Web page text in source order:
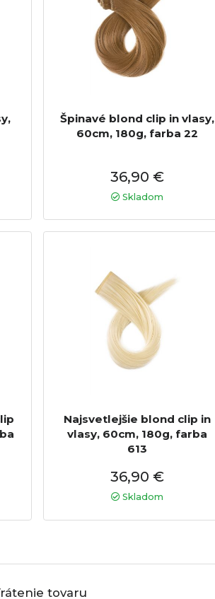
Špinavé blond clip in vlasy,
60cm, 180g, farba 22
36,90 €
Skladom
Najsvetlejšie blond clip in
vlasy, 60cm, 180g, farba
613
36,90 €
Skladom
tovaru